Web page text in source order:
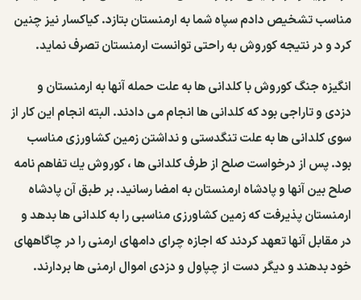
مناسب تشخیص دادم سپاه شما به ارمنستان بتازد. كیاكسار نیز چنین
كرد و در نتیجه كوروش به راحتی توانست ارمنستان تصرف نماید.
انگیزه جنگ كوروش با كلدانی ها به علت حمله آنها به ارمنستان و
دزدی و تاراجی بود كه كلدانی ها انجام می دادند. البته انجام این كار از
سوی كلدانی ها به علت تنگدستی و نداشتن زمین كشاورزی مناسب
بود. پس از درخواست صلح از طرف كلدانی ها ، كوروش یك تفاهم نامه
صلح بین آنها و پادشاه ارمنستان به امضا رسانید. بر طبق آن پادشاه
ارمنستان پذیرفت كه زمین كشاورزی مناسبی را به كلدانی ها بدهد و
در مقابل آنها تعهد كردند كه اجازه چرای دامهای ارمنی را در چاگاههای
خود بدهند و دیگر دست از چپاول و دزدی اموال ارمنی ها بردارند.